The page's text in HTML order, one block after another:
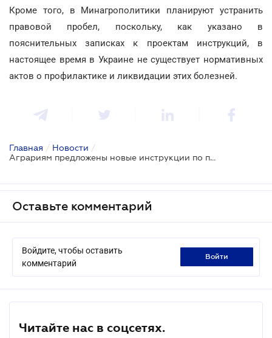
Кроме того, в Минагрополитики планируют устранить
правовой пробел, поскольку, как указано в
пояснительных записках к проектам инструкций, в
настоящее время в Украине не существует нормативных
актов о профилактике и ликвидации этих болезней.
Главная / Новости /
Аграриям предложены новые инструкции по противодействию птичьим болезням
Оставьте комментарий
Войдите, чтобы оставить
комментарий
войти
Читайте нас в соцсетях.